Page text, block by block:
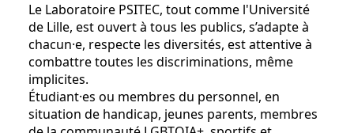
Le Laboratoire PSITEC, tout comme l'Université
de Lille, est ouvert à tous les publics, s’adapte à
chacun·e, respecte les diversités, est attentive à
combattre toutes les discriminations, même
implicites.
Étudiant·es ou membres du personnel, en
situation de handicap, jeunes parents, membres